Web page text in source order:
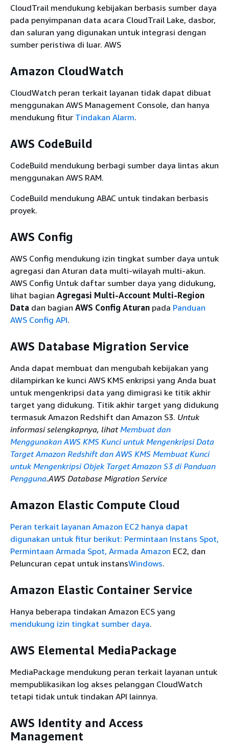
Migration Service
Ya Ya
Layanan Metadata
Kueri Basis Data
Ya Tidak
Amazon Data
AWS Data Pipeline Ya
AWS DataSync
Ya
Cloud
AWS DeepComposer
AWS DeepRacer
Ya
Ya
Amazon Detective
AWS Device Farm
Amazon
Ya
AWS Alat diagnostik
AWS Direct Connect
Ya
Ya
AWS Directory
Service
AWS Directory
Service Data
Ya
Cluster Elastis
Amazon
DocumentDB
Ya Ya
Akselerator Amazon
DynamoDB (DAX)
Ya Ya
Amazon DynamoDB Ya
Ya
Amazon Elastic
Compute Cloud
(Amazon EC2)
Ya Sebagian
Amazon EC2 Auto
Scaling
Ya
EC2 Image Builder Ya
Connect Instans
Amazon EC2
Ya Ya
Beanstalk
Block Store (Amazon
EBS)
Ya
Amazon Elastic
Container Registry
(Amazon ECR)
Ya
Registri Kontainer
Elastis Amazon
Publik)
Amazon Elastic
CloudTrail mendukung kebijakan berbasis sumber daya
pada penyimpanan data acara CloudTrail Lake, dasbor,
dan saluran yang digunakan untuk integrasi dengan
sumber peristiwa di luar. AWS
Amazon CloudWatch
CloudWatch peran terkait layanan tidak dapat dibuat
menggunakan AWS Management Console, dan hanya
mendukung fitur Tindakan Alarm.
AWS CodeBuild
CodeBuild mendukung berbagi sumber daya lintas akun
menggunakan AWS RAM.
CodeBuild mendukung ABAC untuk tindakan berbasis
proyek.
AWS Config
AWS Config mendukung izin tingkat sumber daya untuk
agregasi dan Aturan data multi-wilayah multi-akun.
AWS Config Untuk daftar sumber daya yang didukung,
lihat bagian Agregasi Multi-Account Multi-Region
Data dan bagian AWS Config Aturan pada Panduan
AWS Config API.
AWS Database Migration Service
Anda dapat membuat dan mengubah kebijakan yang
dilampirkan ke kunci AWS KMS enkripsi yang Anda buat
untuk mengenkripsi data yang dimigrasi ke titik akhir
target yang didukung. Titik akhir target yang didukung
termasuk Amazon Redshift dan Amazon S3. Untuk
informasi selengkapnya, lihat Membuat dan
Menggunakan AWS KMS Kunci untuk Mengenkripsi Data
Target Amazon Redshift dan AWS KMS Membuat Kunci
untuk Mengenkripsi Objek Target Amazon S3 di Panduan
Pengguna.AWS Database Migration Service
Amazon Elastic Compute Cloud
Peran terkait layanan Amazon EC2 hanya dapat
digunakan untuk fitur berikut: Permintaan Instans Spot,
Permintaan Armada Spot, Armada Amazon EC2, dan
Peluncuran cepat untuk instansWindows.
Amazon Elastic Container Service
Hanya beberapa tindakan Amazon ECS yang
mendukung izin tingkat sumber daya.
AWS Elemental MediaPackage
MediaPackage mendukung peran terkait layanan untuk
mempublikasikan log akses pelanggan CloudWatch
tetapi tidak untuk tindakan API lainnya.
AWS Identity and Access
Management